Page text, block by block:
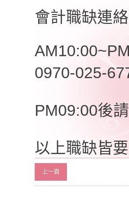
會計職缺連
0970-025-
PM09:00後
以上職缺皆
上一頁